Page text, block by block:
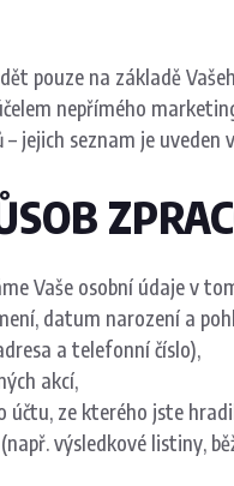
pouze na základě
nepřímého
jejich seznam je
Vaše osobní údaje v
datum narození a
a telefonní číslo),
akcí,
účtu, ze kterého jste
výsledkové listiny,